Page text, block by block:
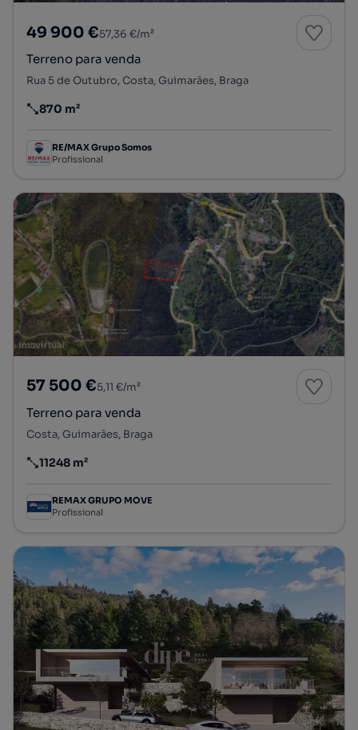
49 900 €57,36 €/m²
Terreno para venda
Rua 5 de Outubro, Costa, Guimarães, Braga
Preço por metro quadrado
870 m²
RE/MAX Grupo Somos
Profissional
57 500 €5,11 €/m²
Terreno para venda
Costa, Guimarães, Braga
Preço por metro quadrado
11248 m²
REMAX GRUPO MOVE
Profissional